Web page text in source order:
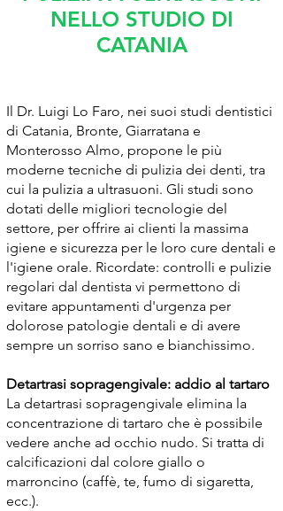
NELLO STUDIO DI
CATANIA
Il Dr. Luigi Lo Faro, nei suoi studi dentistici
di Catania, Bronte, Giarratana e
Monterosso Almo, propone le più
moderne tecniche di pulizia dei denti, tra
cui la pulizia a ultrasuoni. Gli studi sono
dotati delle migliori tecnologie del
settore, per offrire ai clienti la massima
igiene e sicurezza per le loro cure dentali e
l'igiene orale. Ricordate: controlli e pulizie
regolari dal dentista vi permettono di
evitare appuntamenti d'urgenza per
dolorose patologie dentali e di avere
sempre un sorriso sano e bianchissimo.
Detartrasi sopragengivale: addio al tartaro
La detartrasi sopragengivale elimina la
concentrazione di tartaro che è possibile
vedere anche ad occhio nudo. Si tratta di
calcificazioni dal colore giallo o
marroncino (caffè, te, fumo di sigaretta,
ecc.).